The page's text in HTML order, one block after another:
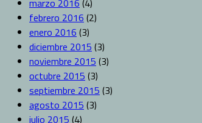
marzo 2016 (4)
febrero 2016 (2)
enero 2016 (3)
diciembre 2015 (3)
noviembre 2015 (3)
octubre 2015 (3)
septiembre 2015 (3)
agosto 2015 (3)
julio 2015 (4)